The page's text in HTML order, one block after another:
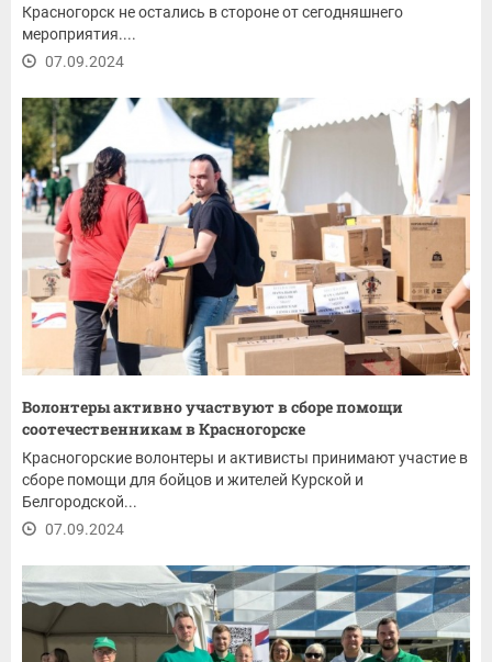
Красногорск не остались в стороне от сегодняшнего
мероприятия....
07.09.2024
Волонтеры активно участвуют в сборе помощи
соотечественникам в Красногорске
Красногорские волонтеры и активисты принимают участие в
сборе помощи для бойцов и жителей Курской и
Белгородской...
07.09.2024